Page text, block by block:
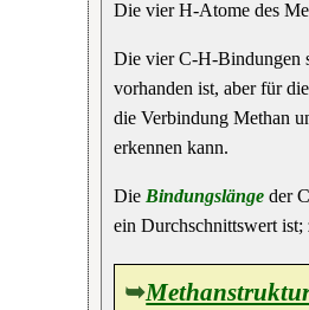
Die vier H-Atome des
Die vier C-H-Bindungen
vorhanden ist, aber für
die Verbindung Methan
erkennen kann.
DieBindungslänge der
ein Durchschnittswert
➥